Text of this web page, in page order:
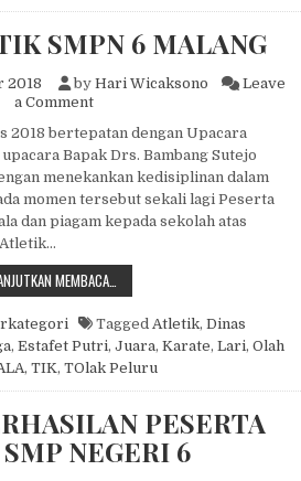
SMPN 6 MALANG
2018 by Hari Wicaksono
Leave
a Commenton JUARA ATLETIK SMPN 6
2018 bertepatan dengan Upacara
Bapak Drs. Bambang Sutejo
menekankan kedisiplinan dalam
momen tersebut sekali lagi Peserta
dan piagam kepada sekolah atas
MEMBACA…
Tagged Atletik, Dinas
, Estafet Putri, Juara, Karate, Lari, Olah
, TIK, TOlak Peluru
PESERTA
NEGERI 6